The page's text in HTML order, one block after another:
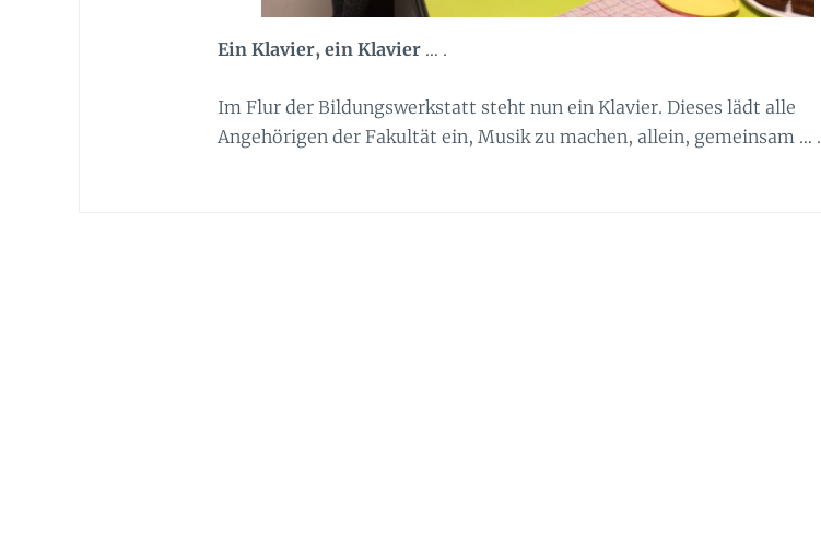
Ein Klavier, ein Klavier… .
Im Flur der Bildungswerkstatt steht nun ein Klavier. Dieses lädt alle
Angehörigen der Fakultät ein, Musik zu machen, allein, gemeinsam … .